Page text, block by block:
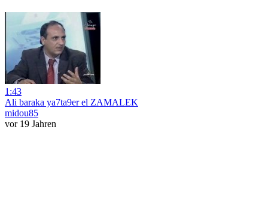
1:43
Ali baraka ya7ta9er el ZAMALEK
midou85
vor 19 Jahren